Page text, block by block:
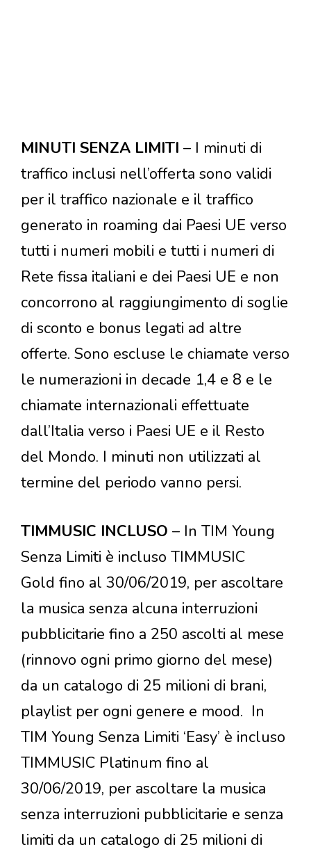
MINUTI SENZA LIMITI – I minuti di
traffico inclusi nell’offerta sono validi
per il traffico nazionale e il traffico
generato in roaming dai Paesi UE verso
tutti i numeri mobili e tutti i numeri di
Rete fissa italiani e dei Paesi UE e non
concorrono al raggiungimento di soglie
di sconto e bonus legati ad altre
offerte. Sono escluse le chiamate verso
le numerazioni in decade 1,4 e 8 e le
chiamate internazionali effettuate
dall’Italia verso i Paesi UE e il Resto
del Mondo. I minuti non utilizzati al
termine del periodo vanno persi.
TIMMUSIC INCLUSO – In TIM Young
Senza Limiti è incluso TIMMUSIC
Gold fino al 30/06/2019, per ascoltare
la musica senza alcuna interruzioni
pubblicitarie fino a 250 ascolti al mese
(rinnovo ogni primo giorno del mese)
da un catalogo di 25 milioni di brani,
playlist per ogni genere e mood. In
TIM Young Senza Limiti ‘Easy’ è incluso
TIMMUSIC Platinum fino al
30/06/2019, per ascoltare la musica
senza interruzioni pubblicitarie e senza
limiti da un catalogo di 25 milioni di